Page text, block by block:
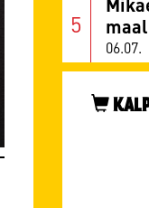
06.07.